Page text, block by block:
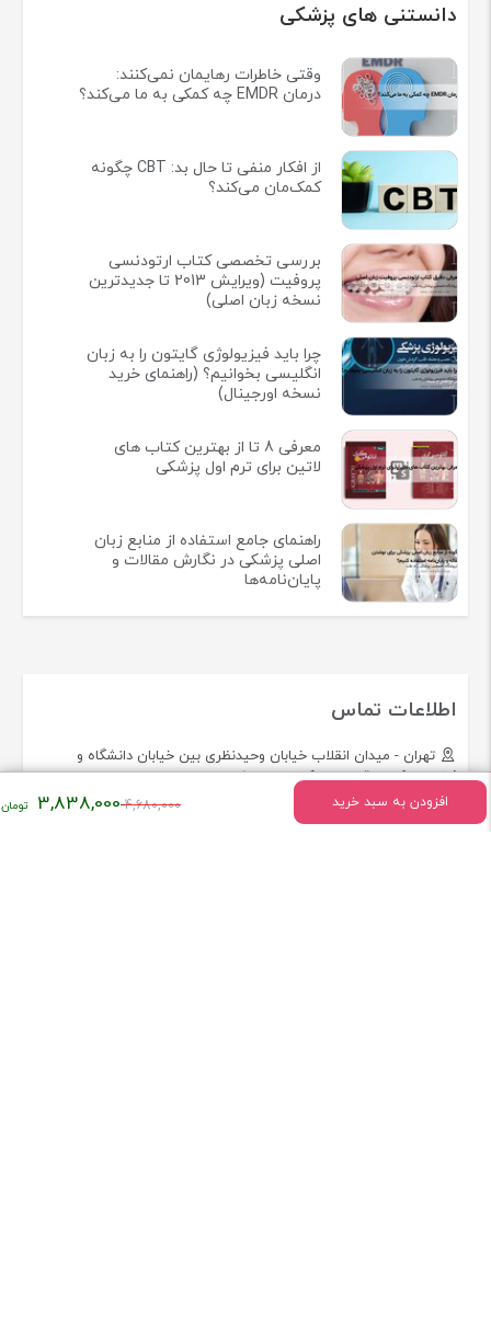
افزودن به سبد خرید 4,680,000قیمت
3,838,000
دانستنی های پزشکی
وقتی خاطرات رهایمان نمی‌کنند:
درمان EMDR چه کمکی به ما می‌کند؟
از افکار منفی تا حال بد: CBT چگونه
کمک‌مان می‌کند؟
بررسی تخصصی کتاب ارتودنسی
پروفیت (ویرایش 2013 تا جدیدترین
نسخه زبان اصلی)
چرا باید فیزیولوژی گایتون را به زبان
انگلیسی بخوانیم؟ (راهنمای خرید
نسخه اورجینال)
معرفی 8 تا از بهترین کتاب های
لاتین برای ترم اول پزشکی
راهنمای جامع استفاده از منابع زبان
اصلی پزشکی در نگارش مقالات و
پایان‌نامه‌ها
اطلاعات تماس
تهران - میدان انقلاب خیابان وحیدنظری بین خیابان دانشگاه و
فخررازی کوچه قدیری پلاک 23 واحد5